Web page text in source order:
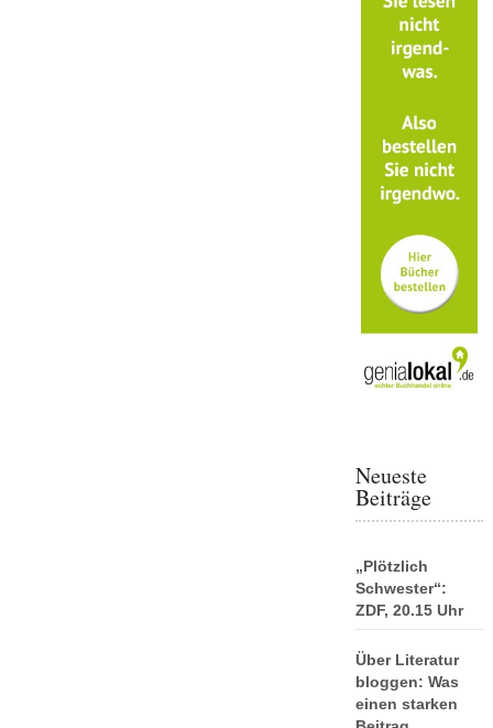
Neueste
Beiträge
„Plötzlich
Schwester“:
ZDF, 20.15 Uhr
Über Literatur
bloggen: Was
einen starken